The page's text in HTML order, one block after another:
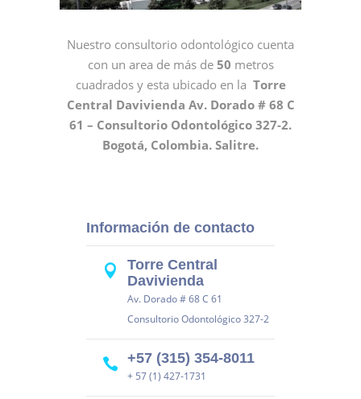
Nuestro consultorio odontológico cuenta
con un area de más de 50 metros
cuadrados y esta ubicado en la Torre
Central Davivienda Av. Dorado # 68 C
61 – Consultorio Odontológico 327-2.
Bogotá, Colombia. Salitre.
Información de contacto
Torre Central
Davivienda
Av. Dorado # 68 C 61
Consultorio Odontológico 327-2
+57 (315) 354-8011
+ 57 (1) 427-1731